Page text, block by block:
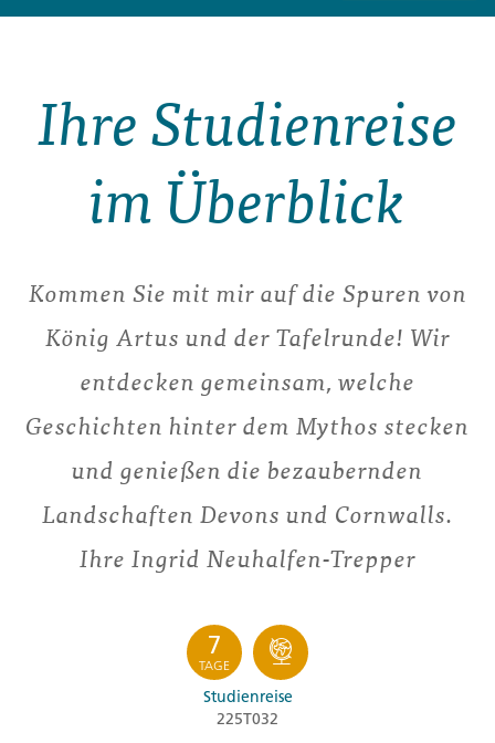
Ihre Studienreise
im Überblick
Kommen Sie mit mir auf die Spuren von
König Artus und der Tafelrunde! Wir
entdecken gemeinsam, welche
Geschichten hinter dem Mythos stecken
und genießen die bezaubernden
Landschaften Devons und Cornwalls.
Ihre Ingrid Neuhalfen-Trepper
7
TAGE
Studienreise
225T032